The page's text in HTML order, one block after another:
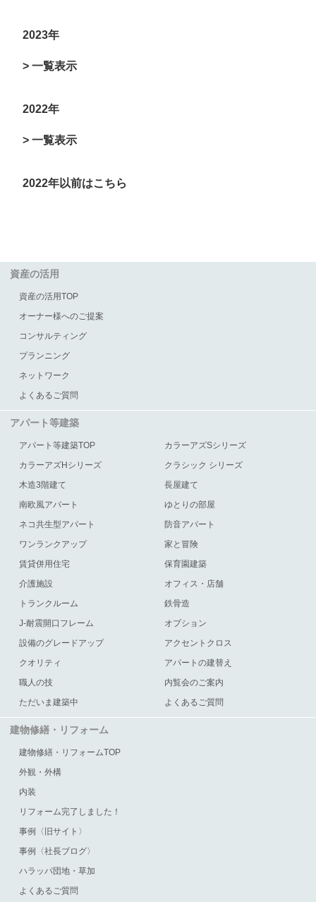
2023年
> 一覧表示
2022年
> 一覧表示
2022年以前はこちら
資産の活用
資産の活用TOP
オーナー様へのご提案
コンサルティング
プランニング
ネットワーク
よくあるご質問
アパート等建築
アパート等建築TOP
カラーアズSシリーズ
カラーアズHシリーズ
クラシック シリーズ
木造3階建て
長屋建て
南欧風アパート
ゆとりの部屋
ネコ共生型アパート
防音アパート
ワンランクアップ
家と冒険
賃貸併用住宅
保育園建築
介護施設
オフィス・店舗
トランクルーム
鉄骨造
J-耐震開口フレーム
オプション
設備のグレードアップ
アクセントクロス
クオリティ
アパートの建替え
職人の技
内覧会のご案内
ただいま建築中
よくあるご質問
建物修繕・リフォーム
建物修繕・リフォームTOP
外観・外構
内装
リフォーム完了しました！
事例〈旧サイト〉
事例〈社長ブログ〉
ハラッパ団地・草加
よくあるご質問